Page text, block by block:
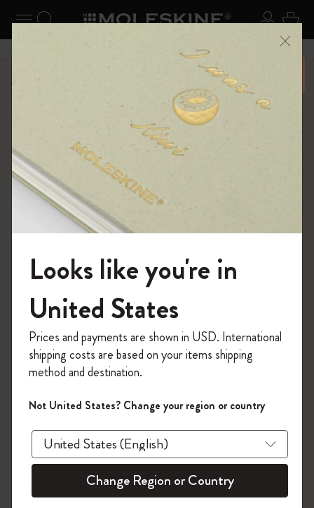
ナビゲーションの切替 ログ
検索 (キーワードなど) カ
6,500円以上のご購入で送料無料 メニ
ーを閉じる
ショップ
モレスキンの世界へようこそ
「WELCOME10」を入力すると、初回注
文が10%オフ＋送料無料になります。セ
ール・アウトレット品は適用外。
Moleskineアカウントを作成して限定オフ
ァーや会員特典、さらに多くのインスピ
レーションを手に入れましょう。
今すぐ会員登録 !
Looks like you're in
United States
Prices and payments are shown in USD. International
shipping costs are based on your items shipping
method and destination.
Not United States? Change your region or country
Change Region or Country